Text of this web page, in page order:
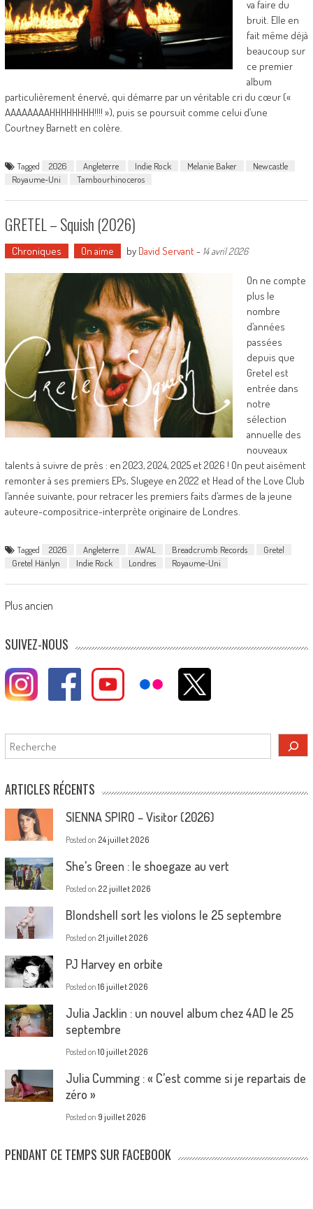
va faire du
bruit. Elle en
fait même déjà
beaucoup sur
ce premier
album
particulièrement énervé, qui démarre par un véritable cri du cœur («
AAAAAAAAHHHHHHHH!!!! »), puis se poursuit comme celui d’une
Courtney Barnett en colère.
Tagged 2026 Angleterre Indie Rock Melanie Baker
Newcastle
Royaume-Uni
Tambourhinoceros
GRETEL – Squish (2026)
Chroniques On aime by David Servant- 14 avril 2026
On ne compte
plus le
nombre
d’années
passées
depuis que
Gretel est
entrée dans
notre
sélection
annuelle des
nouveaux
talents à suivre de près : en 2023, 2024, 2025 et 2026 ! On peut aisément
remonter à ses premiers EPs, Slugeye en 2022 et Head of the Love Club
l’année suivante, pour retracer les premiers faits d’armes de la jeune
auteure-compositrice-interprète originaire de Londres.
Tagged 2026 Angleterre AWAL Breadcrumb Records
Gretel
Gretel Hänlyn
Indie Rock Londres Royaume-Uni
Posts
navigation
Plus ancien
SUIVEZ-NOUS
Rechercher
ARTICLES RÉCENTS
SIENNA SPIRO – Visitor (2026)
Posted on 24 juillet 2026
She’s Green : le shoegaze au vert
Posted on 22 juillet 2026
Blondshell sort les violons le 25 septembre
Posted on 21 juillet 2026
PJ Harvey en orbite
Posted on 16 juillet 2026
Julia Jacklin : un nouvel album chez 4AD le 25
septembre
Posted on 10 juillet 2026
Julia Cumming : « C’est comme si je repartais de
zéro »
Posted on 9 juillet 2026
PENDANT CE TEMPS SUR FACEBOOK